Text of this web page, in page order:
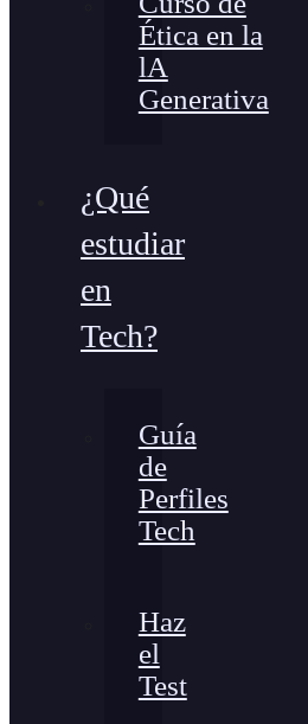
Ética en la
lA
Generativa
¿Qué
estudiar
en
Tech?
Guía
de
Perfiles
Tech
Haz
el
Test